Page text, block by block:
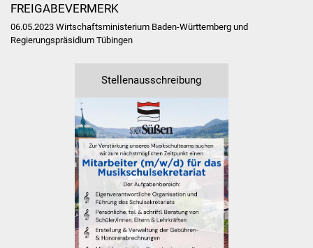
Ostermarkt
Stadtbücherei
Stadtarchiv
Zehntscheuer
Bürgerhaus
FREIGABEVERMERK
06.05.2023 Wirtschaftsministerium Baden-Württemberg und
Regierungspräsidium Tübingen
Stellenausschreibung